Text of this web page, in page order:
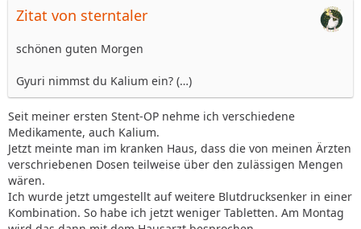
Zitat von sterntaler
schönen guten Morgen
Gyuri nimmst du Kalium ein? (…)
Seit meiner ersten Stent-OP nehme ich verschiedene
Medikamente, auch Kalium.
Jetzt meinte man im kranken Haus, dass die von meinen Ärzten
verschriebenen Dosen teilweise über den zulässigen Mengen
wären.
Ich wurde jetzt umgestellt auf weitere Blutdrucksenker in einer
Kombination. So habe ich jetzt weniger Tabletten. Am Montag